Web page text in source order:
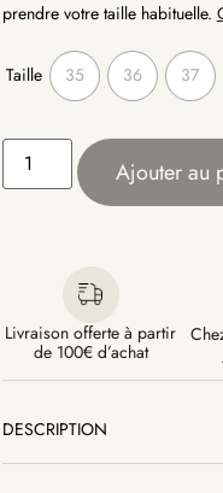
prendre votre taille habituelle.
Taille 35 36 37
Ajouter au
Livraison offerte à partir
de 100€ d’achat
DESCRIPTION